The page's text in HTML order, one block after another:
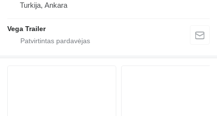
Turkija, Ankara
Vega Trailer